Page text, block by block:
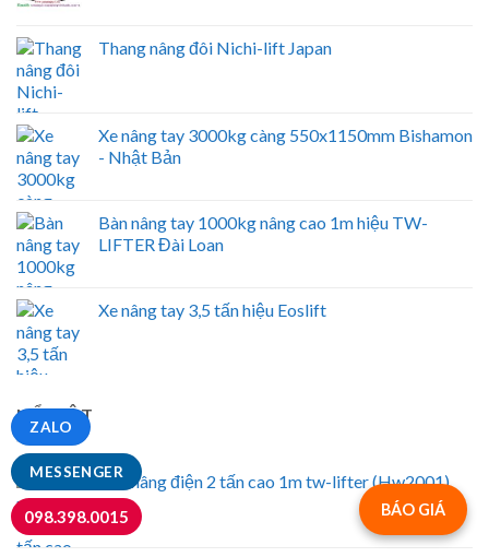
MESSENGER
ZALO
098.398.0015
Thang nâng đôi Nichi-lift Japan
Xe nâng tay 3000kg càng 550x1150mm Bishamon
- Nhật Bản
Bàn nâng tay 1000kg nâng cao 1m hiệu TW-
LIFTER Đài Loan
Xe nâng tay 3,5 tấn hiệu Eoslift
NỔI BẬT
Bàn nâng điện 2 tấn cao 1m tw-lifter (Hw2001)
BÁO GIÁ